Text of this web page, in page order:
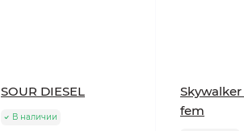
SOUR DIESEL
В наличии
fem